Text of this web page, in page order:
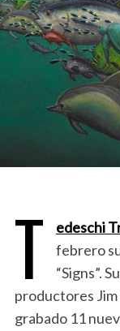
T edeschi
febrero
“Signs”.
productores Jim
grabado 11